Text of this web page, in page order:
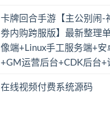
卡牌回合手游【主公别闹-
劵内购跨服版】最新整理
像端+Linux手工服务端+安
+GM运营后台+CDK后台+
在线视频付费系统源码